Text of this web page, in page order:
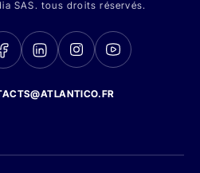
SAS. tous droits réservés.